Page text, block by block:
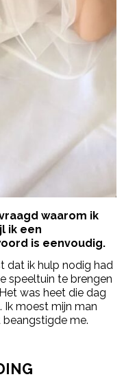
waarom ik
ik een
is eenvoudig.
dat ik hulp nodig had
speeltuin te brengen
was heet die dag
Ik moest mijn man
me.